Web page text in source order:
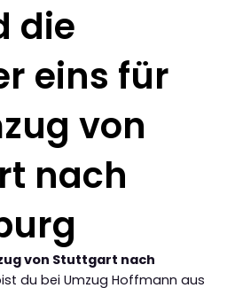
die
eins für
von
nach
von Stuttgart nach
du bei Umzug Hoffmann aus